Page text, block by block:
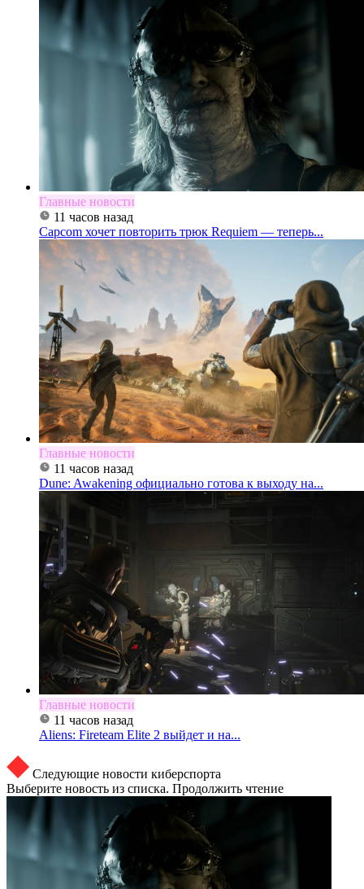
Главные новости
11 часов назад
Capcom хочет повторить трюк Requiem — теперь...
Главные новости
11 часов назад
Dune: Awakening официально готова к выходу на...
Главные новости
11 часов назад
Aliens: Fireteam Elite 2 выйдет и на...
Следующие новости киберспорта
Выберите новость из списка. Продолжить чтение